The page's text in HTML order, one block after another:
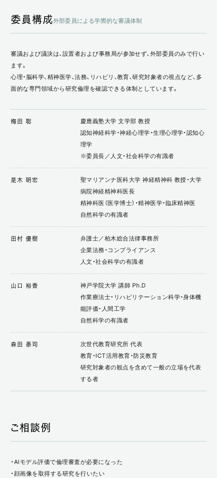
委員構成外部委員による学際的な審議体制
審議および議決は、設置者および事務局が参加せず、外部委員のみで行い
ます。
心理・脳科学、精神医学、法務、リハビリ、教育、研究対象者の視点など、多
面的な専門領域から研究倫理を確認できる体制としています。
梅田 聡
慶應義塾大学 文学部 教授
認知神経科学・神経心理学・生理心理学・認知心
理学
※委員長／人文・社会科学の有識者
是木 明宏
聖マリアンナ医科大学 神経精神科 教授・大学
病院神経精神科医長
精神科医（医学博士）・精神医学・臨床精神医
自然科学の有識者
田村 優樹
弁護士／柏木総合法律事務所
企業法務・コンプライアンス
人文・社会科学の有識者
山口 裕香
神戸学院大学 講師 Ph.D
作業療法士・リハビリテーション科学・身体機
能評価・人間工学
自然科学の有識者
森田 泰司
次世代教育研究所 代表
教育・ICT活用教育・防災教育
研究対象者の観点を含めて一般の立場を代表
する者
ご相談例
・AIモデル評価で倫理審査が必要になった
・顔画像を取得する研究を行いたい